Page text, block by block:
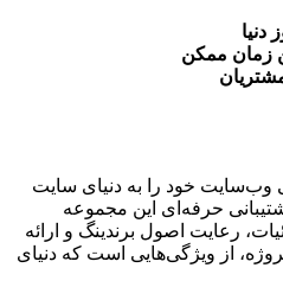
دنیا
زمان ممکن
وب‌سایت خود را به دنیای سایت
حرفه‌ای این مجموعه
رعایت اصول برندینگ و ارائه
از ویژگی‌هایی است که دنیای